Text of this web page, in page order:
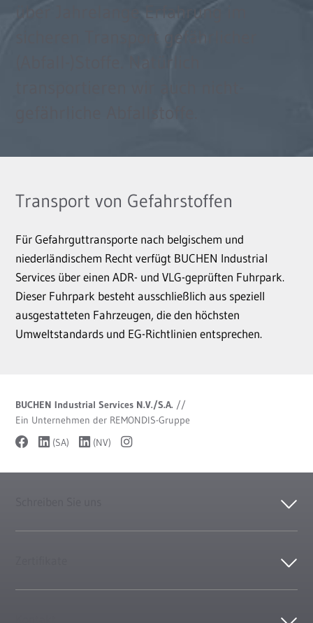
über Jahrelange Erfahrung im
sicheren Transport gefährlicher
Transport von Gefahrstoffen
Für Gefahrguttransporte nach belgischem und
niederländischem Recht verfügt BUCHEN Industrial
Services über einen ADR- und VLG-geprüften Fuhrpark.
Dieser Fuhrpark besteht ausschließlich aus speziell
ausgestatteten Fahrzeugen, die den höchsten
Umweltstandards und EG-Richtlinien entsprechen.
BUCHEN Industrial Services N.V./S.A. //
Ein Unternehmen der REMONDIS-Gruppe
(SA)
(NV)